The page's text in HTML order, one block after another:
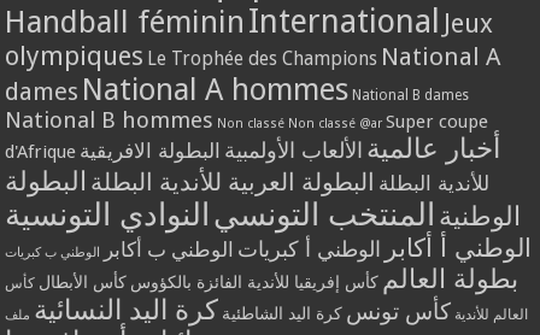
Handball féminin International Jeux
olympiques Le Trophée des Champions National A
dames National A hommes National B dames
National B hommes Non classé Non classé @ar Super coupe
d'Afrique
أخبار عالمية الألعاب الأولمبية البطولة الافريقية
للأندية البطلة البطولة العربية للأندية البطلة البطولة
الوطنية المنتخب التونسي النوادي التونسية
الوطني أ أكابر الوطني أ كبريات الوطني ب أكابر الوطني ب كبريات
بطولة العالم كأس إفريقيا للأندية الفائزة بالكؤوس كأس الأبطال كأس
العالم للأندية كأس تونس كرة اليد الشاطئية كرة اليد النسائية ملف